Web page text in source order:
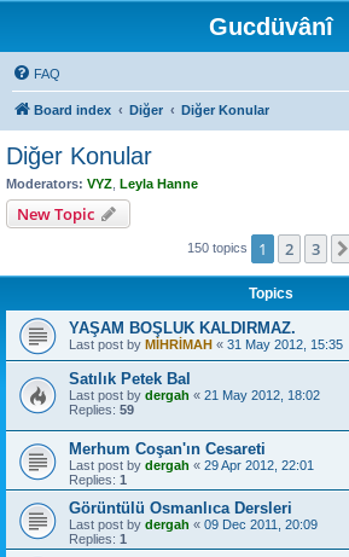
Gucdüvânî
FAQ
Board index Diğer Diğer Konular
Diğer Konular
Moderators: VYZ Leyla Hanne
New Topic
150 topics 1 2 3
Topics
YAŞAM BOŞLUK KALDIRMAZ.
Last post by MİHRİMAH « 31 May 2012, 15:35
Satılık Petek Bal
Last post by dergah « 21 May 2012, 18:02
Replies: 59
Merhum Coşan'ın Cesareti
Last post by dergah « 29 Apr 2012, 22:01
Replies: 1
Görüntülü Osmanlıca Dersleri
Last post by dergah « 09 Dec 2011, 20:09
Replies: 1